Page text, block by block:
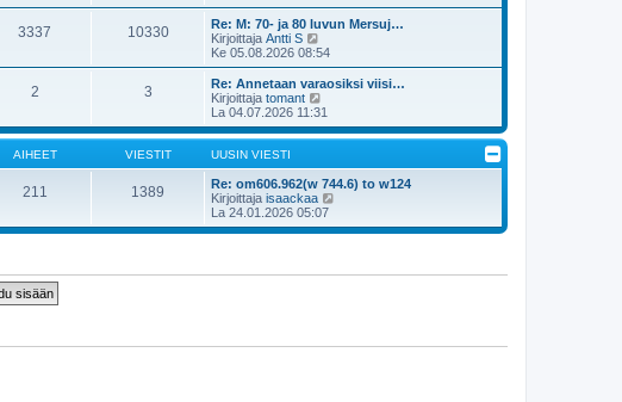
i
e
i
i
n
v
e
s
t
i
y
t
ä
u
n
v
i
t
i
3337 10330
Re: M: 70- ja 80 luvun Mersuj…
Kirjoittaja Antti S
ä
y
t
ä
u
s
n
v
e
t
Ke 05.08.2026 08:54
2 3
Re: Annetaan varaosiksi viisi…
Kirjoittaja tomant
ä
y
t
u
u
s
i
n
La 04.07.2026 11:31
AIHEET VIESTIT UUSIN VIESTI
211 1389
Re: om606.962(w 744.6) to w124
Kirjoittaja isaackaa
y
La 24.01.2026 05:07